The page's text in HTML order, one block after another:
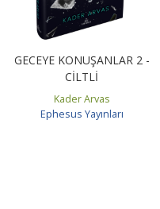
GECEYE KONUŞANLAR 2 -
CİLTLİ
Kader Arvas
Ephesus Yayınları